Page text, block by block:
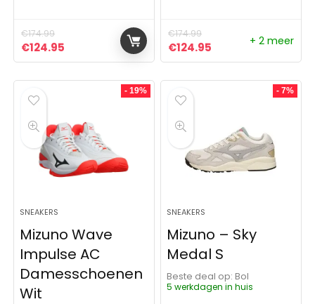
€174.99
Oorspronkelijke prijs was: €174.99.
€124.95 Huidige prijs is: €124.95.
€174.99
Oorspronkelijke prijs was:
€124.95 Huidige prijs is:
+ 2 meer
- 19%
SNEAKERS
Mizuno Wave
Impulse AC
Damesschoenen
Wit
- 7%
SNEAKERS
Mizuno – Sky
Medal S
Beste deal op:
Bol
5 werkdagen in huis